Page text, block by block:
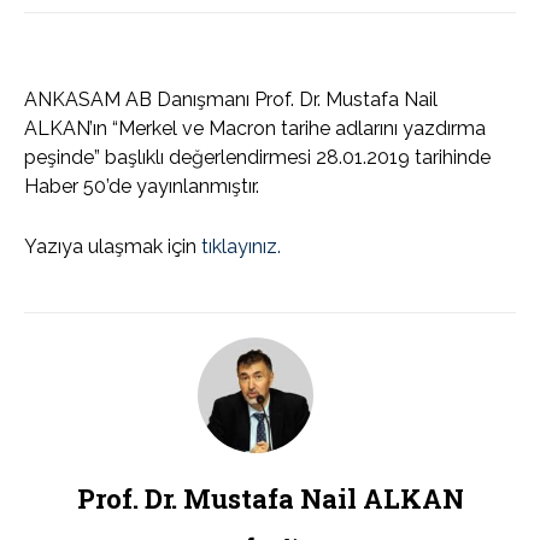
ANKASAM AB Danışmanı Prof. Dr. Mustafa Nail
ALKAN’ın “Merkel ve Macron tarihe adlarını yazdırma
peşinde” başlıklı değerlendirmesi 28.01.2019 tarihinde
Haber 50’de yayınlanmıştır.
Yazıya ulaşmak için tıklayınız.
Prof. Dr. Mustafa Nail ALKAN